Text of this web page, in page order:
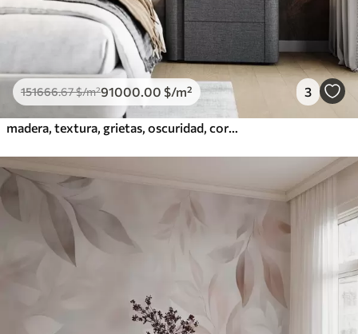
151666.67$/m²91000 .00 $/m² 3